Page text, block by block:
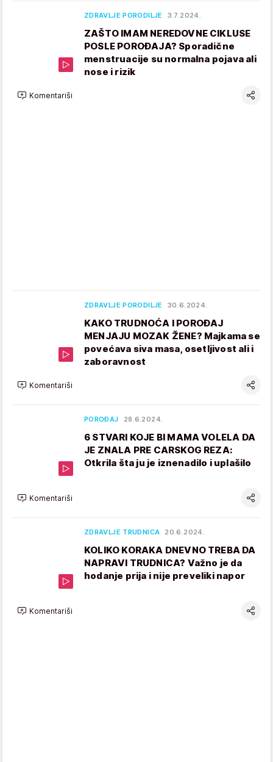
ZDRAVLJE PORODILJE 3.7.2024.
ZAŠTO IMAM NEREDOVNE CIKLUSE
POSLE POROĐAJA? Sporadične
menstruacije su normalna pojava ali
nose i rizik
Komentariši
ZDRAVLJE PORODILJE 30.6.2024.
KAKO TRUDNOĆA I POROĐAJ
MENJAJU MOZAK ŽENE? Majkama se
povećava siva masa, osetljivost ali i
zaboravnost
Komentariši
POROĐAJ 28.6.2024.
6 STVARI KOJE BI MAMA VOLELA DA
JE ZNALA PRE CARSKOG REZA:
Otkrila šta ju je iznenadilo i uplašilo
Komentariši
ZDRAVLJE TRUDNICA 20.6.2024.
KOLIKO KORAKA DNEVNO TREBA DA
NAPRAVI TRUDNICA? Važno je da
hodanje prija i nije preveliki napor
Komentariši